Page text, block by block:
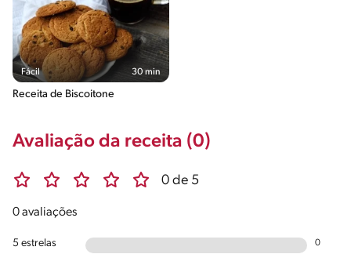
Fácil 30 min
Receita de Biscoitone
Avaliação da receita (0)
0 de 5
0 avaliações
5 estrelas 0